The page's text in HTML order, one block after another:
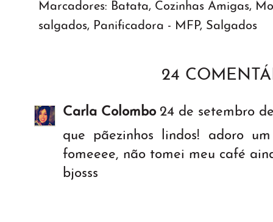
Marcadores: Batata, Cozinhas Amigas,
salgados, Panificadora - MFP, Salgados
24
Carla Colombo 24 de setembro
que pãezinhos lindos! adoro
fomeeee, não tomei meu café
bjosss